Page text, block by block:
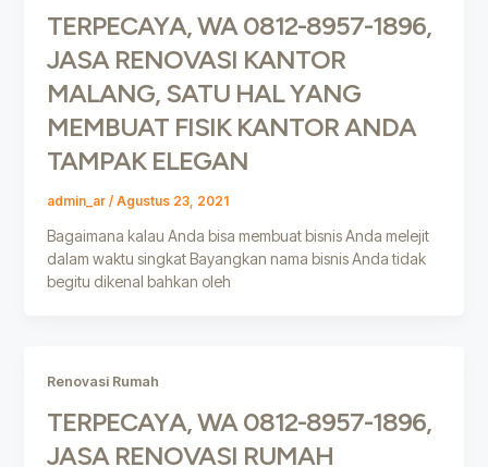
TERPECAYA, WA 0812-8957-1896,
JASA RENOVASI KANTOR
MALANG, SATU HAL YANG
MEMBUAT FISIK KANTOR ANDA
TAMPAK ELEGAN
admin_ar / Agustus 23, 2021
Bagaimana kalau Anda bisa membuat bisnis Anda melejit
dalam waktu singkat Bayangkan nama bisnis Anda tidak
begitu dikenal bahkan oleh
Renovasi Rumah
TERPECAYA, WA 0812-8957-1896,
JASA RENOVASI RUMAH